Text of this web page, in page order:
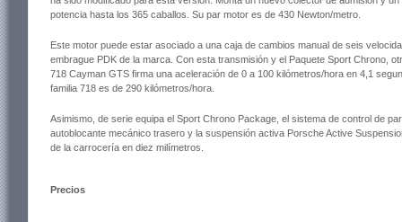
potencia hasta los 365 caballos. Su par motor es de 430 Newton/metro.
Este motor puede estar asociado a una caja de cambios manual de seis
embrague PDK de la marca. Con esta transmisión y el Paquete Sport Chrono,
718 Cayman GTS firma una aceleración de 0 a 100 kilómetros/hora en 4,1
familia 718 es de 290 kilómetros/hora.
Asimismo, de serie equipa el Sport Chrono Package, el sistema de control de
autoblocante mecánico trasero y la suspensión activa Porsche Active
de la carrocería en diez milímetros.
Precios